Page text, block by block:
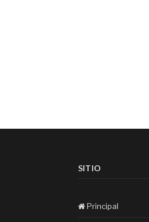
SITIO
Principal